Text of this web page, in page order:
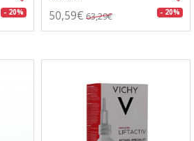
- 20% 50,59€ 63,29€ - 20%